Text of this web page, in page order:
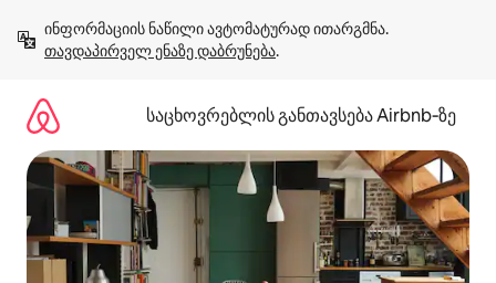
გადასვლა
თავდაპირველ ენაზე დაბრუნება.
საცხოვრებლის განთავსება Airbnb‑ზე